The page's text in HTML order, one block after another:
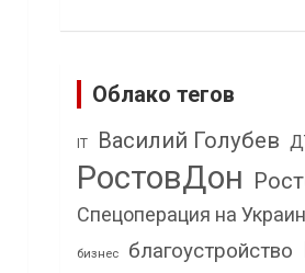
Облако тегов
IT Василий Голубев
РостовДон
Спецоперация на
бизнес благоустройство